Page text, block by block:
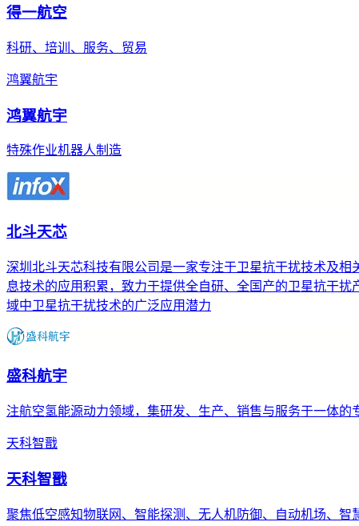
得一航空
科研、培训、服务、贸易
鸿翼航宇
鸿翼航宇
特殊作业机器人制造
北斗天芯
深圳北斗天芯科技有限公司是一家专注于卫星抗干扰技术及
息技术的应用积累，致力于提供全自研、全国产的卫星抗干
域中卫星抗干扰技术的广泛应用潜力
盛科航宇
注航空氢能源动力领域，集研发、生产、销售与服务于一体的
天科智戬
天科智戬
聚焦低空感知物联网、智能探测、无人机防御、自动机场、